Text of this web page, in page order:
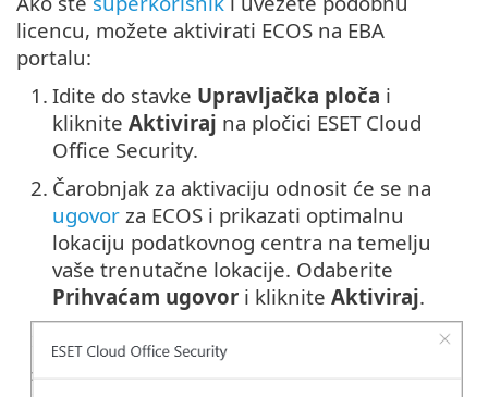
licencu, možete aktivirati ECOS na EBA
portalu:
1. Idite do stavke Upravljačka ploča i
kliknite Aktiviraj na pločici ESET Cloud
Office Security.
2. Čarobnjak za aktivaciju odnosit će se na
ugovor za ECOS i prikazati optimalnu
lokaciju podatkovnog centra na temelju
vaše trenutačne lokacije. Odaberite
Prihvaćam ugovor i kliknite Aktiviraj.